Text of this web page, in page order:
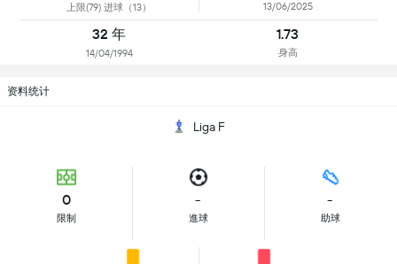
上限(79) 进球（13） 13/06/2025
32 年
14/04/1994
1.73
身高
资料统计
Liga F
0
限制
-
進球
-
助球